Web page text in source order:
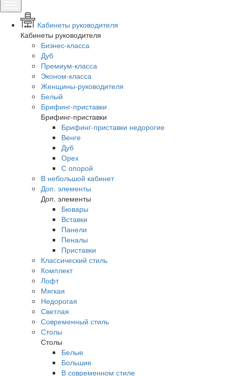
Кабинеты руководителя
Кабинеты руководителя
Бизнес-класса
Дуб
Премиум-класса
Эконом-класса
Женщины-руководителя
Белый
Брифинг-приставки
Брифинг-приставки
Брифинг-приставки недорогие
Венге
Дуб
Орех
С опорой
В небольшой кабинет
Доп. элементы
Доп. элементы
Бювары
Вставки
Панели
Пеналы
Приставки
Классический стиль
Комплект
Лофт
Мягкая
Недорогая
Светлая
Современный стиль
Столы
Столы
Белые
Большие
В современном стиле